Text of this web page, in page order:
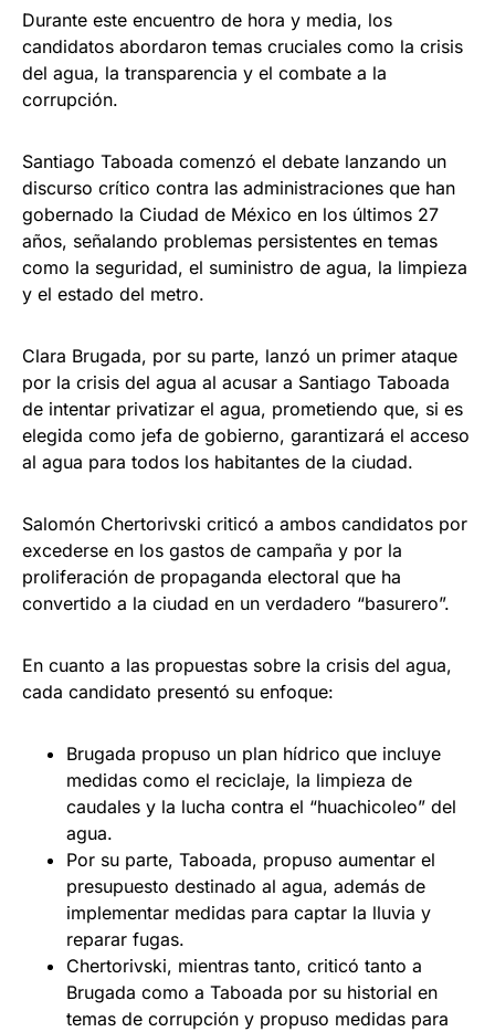
Durante este encuentro de hora y media, los
candidatos abordaron temas cruciales como la crisis
del agua, la transparencia y el combate a la
corrupción.
Santiago Taboada comenzó el debate lanzando un
discurso crítico contra las administraciones que han
gobernado la Ciudad de México en los últimos 27
años, señalando problemas persistentes en temas
como la seguridad, el suministro de agua, la limpieza
y el estado del metro.
Clara Brugada, por su parte, lanzó un primer ataque
por la crisis del agua al acusar a Santiago Taboada
de intentar privatizar el agua, prometiendo que, si es
elegida como jefa de gobierno, garantizará el acceso
al agua para todos los habitantes de la ciudad.
Salomón Chertorivski criticó a ambos candidatos por
excederse en los gastos de campaña y por la
proliferación de propaganda electoral que ha
convertido a la ciudad en un verdadero “basurero”.
En cuanto a las propuestas sobre la crisis del agua,
cada candidato presentó su enfoque:
Brugada propuso un plan hídrico que incluye
medidas como el reciclaje, la limpieza de
caudales y la lucha contra el “huachicoleo” del
agua.
Por su parte, Taboada, propuso aumentar el
presupuesto destinado al agua, además de
implementar medidas para captar la lluvia y
reparar fugas.
Chertorivski, mientras tanto, criticó tanto a
Brugada como a Taboada por su historial en
temas de corrupción y propuso medidas para